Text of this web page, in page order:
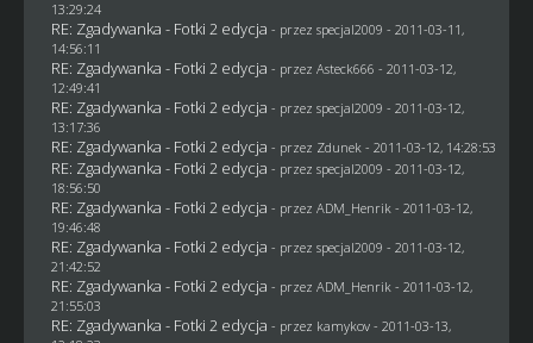
13:29:24
RE: Zgadywanka - Fotki 2 edycja - przez specjal2009 - 2011-03-11,
14:56:11
RE: Zgadywanka - Fotki 2 edycja - przez Asteck666 - 2011-03-12,
12:49:41
RE: Zgadywanka - Fotki 2 edycja - przez specjal2009 - 2011-03-12,
13:17:36
RE: Zgadywanka - Fotki 2 edycja - przez Zdunek - 2011-03-12, 14:28:53
RE: Zgadywanka - Fotki 2 edycja - przez specjal2009 - 2011-03-12,
18:56:50
RE: Zgadywanka - Fotki 2 edycja - przez ADM_Henrik - 2011-03-12,
19:46:48
RE: Zgadywanka - Fotki 2 edycja - przez specjal2009 - 2011-03-12,
21:42:52
RE: Zgadywanka - Fotki 2 edycja - przez ADM_Henrik - 2011-03-12,
21:55:03
RE: Zgadywanka - Fotki 2 edycja - przez kamykov- 2011-03-13,